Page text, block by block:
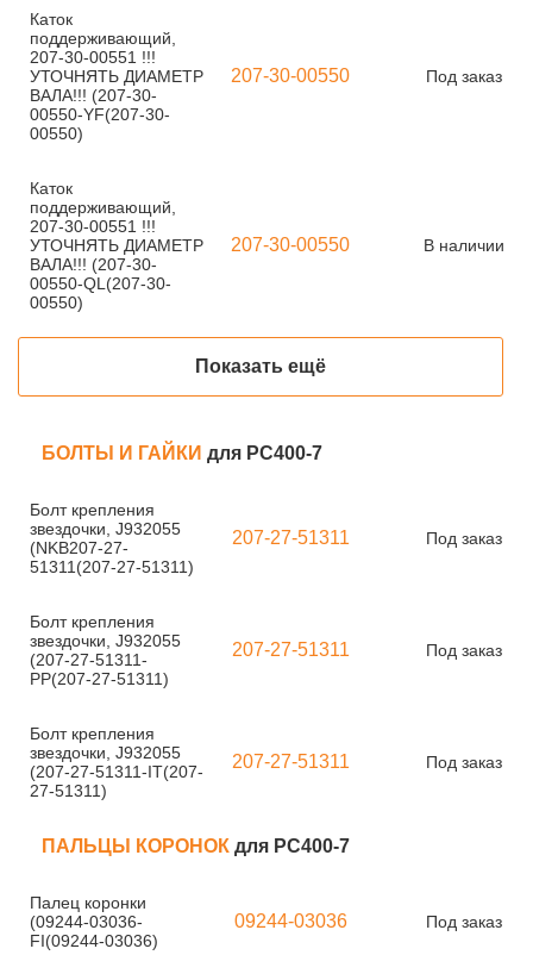
Каток
поддерживающий,
207-30-00551 !!!
УТОЧНЯТЬ ДИАМЕТР
ВАЛА!!! (207-30-
00550-YF(207-30-
00550)
207-30-00550 Под заказ
Каток
поддерживающий,
207-30-00551 !!!
УТОЧНЯТЬ ДИАМЕТР
ВАЛА!!! (207-30-
00550-QL(207-30-
00550)
207-30-00550 В наличии
Показать ещё
БОЛТЫ И ГАЙКИ для PC400-7
Болт крепления
звездочки, J932055
(NKB207-27-
51311(207-27-51311)
207-27-51311 Под заказ
Болт крепления
звездочки, J932055
(207-27-51311-
PP(207-27-51311)
207-27-51311 Под заказ
Болт крепления
звездочки, J932055
(207-27-51311-IT(207-
27-51311)
207-27-51311 Под заказ
ПАЛЬЦЫ КОРОНОК для PC400-7
Палец коронки
(09244-03036-
FI(09244-03036)
09244-03036 Под заказ